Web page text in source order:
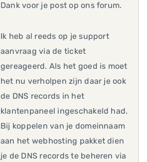
Dank voor je post op ons forum.
Ik heb al reeds op je support
aanvraag via de ticket
gereageerd. Als het goed is moet
het nu verholpen zijn daar je ook
de DNS records in het
klantenpaneel ingeschakeld had.
Bij koppelen van je domeinnaam
aan het webhosting pakket dien
je de DNS records te beheren via